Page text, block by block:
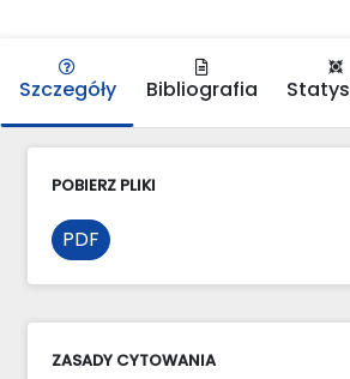
Szczegóły Bibliografia
POBIERZ PLIKI
PDF
ZASADY CYTOWANIA